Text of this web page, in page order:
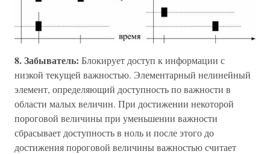
8. Забыватель: Блокирует доступ к информации с
низкой текущей важностью. Элементарный нелинейный
элемент, определяющий доступность по важности в
области малых величин. При достижении некоторой
пороговой величины при уменьшении важности
сбрасывает доступность в ноль и после этого до
достижения пороговой величины важностью считает